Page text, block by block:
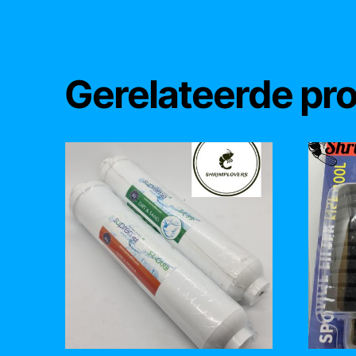
Gerelateerde